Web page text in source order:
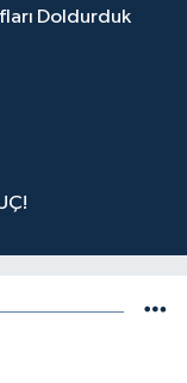
Doldurduk